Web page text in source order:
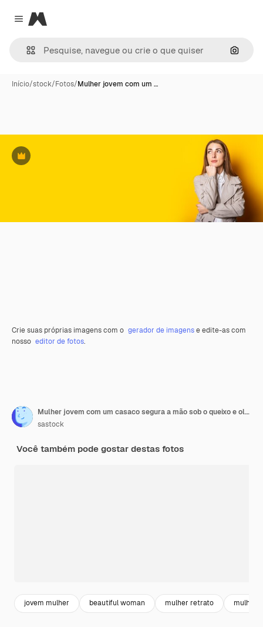
Close menu
Magnific
Início/stock/Fotos/Mulher jovem com um …
Premium
Crie suas próprias imagens com o gerador de imagense edite-as com
nosso editor de fotos.
Mulher jovem com um casaco segura a mão sob o queixo e olha para o lado contra um fundo amarelo
sastock
Você também pode gostar destas fotos
jovem mulher beautiful woman mulher retrato mulher